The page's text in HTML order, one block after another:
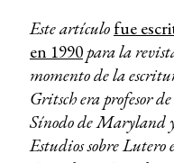
Este artículofue
en 1990para la
momento de la
Gritsch era profesor
Sínodo de Maryland
Estudios sobre